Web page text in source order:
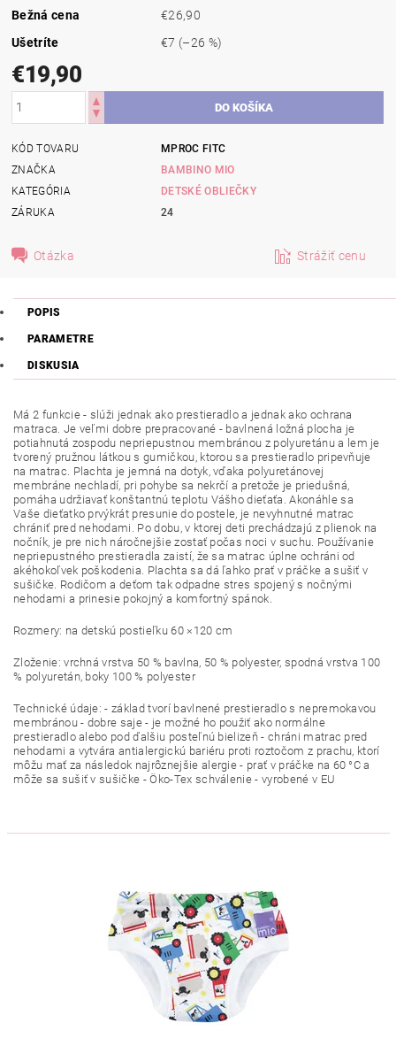
Bežná cena
€26,90
Ušetríte
€7 (–26 %)
€19,90
KÓD TOVARU
MPROC FITC
ZNAČKA
BAMBINO MIO
KATEGÓRIA
DETSKÉ OBLIEČKY
ZÁRUKA
24
Otázka Strážiť cenu
POPIS
PARAMETRE
DISKUSIA
Má 2 funkcie - slúži jednak ako prestieradlo a jednak ako ochrana
matraca. Je veľmi dobre prepracované - bavlnená ložná plocha je
potiahnutá zospodu nepriepustnou membránou z polyuretánu a lem je
tvorený pružnou látkou s gumičkou, ktorou sa prestieradlo pripevňuje
na matrac. Plachta je jemná na dotyk, vďaka polyuretánovej
membráne nechladí, pri pohybe sa nekrčí a pretože je priedušná,
pomáha udržiavať konštantnú teplotu Vášho dieťaťa. Akonáhle sa
Vaše dieťatko prvýkrát presunie do postele, je nevyhnutné matrac
chrániť pred nehodami. Po dobu, v ktorej deti prechádzajú z plienok na
nočník, je pre nich náročnejšie zostať počas noci v suchu. Používanie
nepriepustného prestieradla zaistí, že sa matrac úplne ochráni od
akéhokoľvek poškodenia. Plachta sa dá ľahko prať v práčke a sušiť v
sušičke. Rodičom a deťom tak odpadne stres spojený s nočnými
nehodami a prinesie pokojný a komfortný spánok.
Rozmery: na detskú postieľku 60 ×120 cm
Zloženie: vrchná vrstva 50 % bavlna, 50 % polyester, spodná vrstva 100
% polyuretán, boky 100 % polyester
Technické údaje: - základ tvorí bavlnené prestieradlo s nepremokavou
membránou - dobre saje - je možné ho použiť ako normálne
prestieradlo alebo pod ďalšiu posteľnú bielizeň - chráni matrac pred
nehodami a vytvára antialergickú bariéru proti roztočom z prachu, ktorí
môžu mať za následok najrôznejšie alergie - prať v práčke na 60 °C a
môže sa sušiť v sušičke - Öko-Tex schválenie - vyrobené v EU